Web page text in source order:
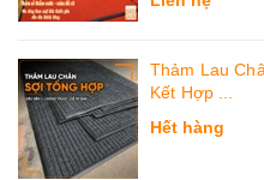
Thảm Lau
Kết Hợp ...
Hết hàng